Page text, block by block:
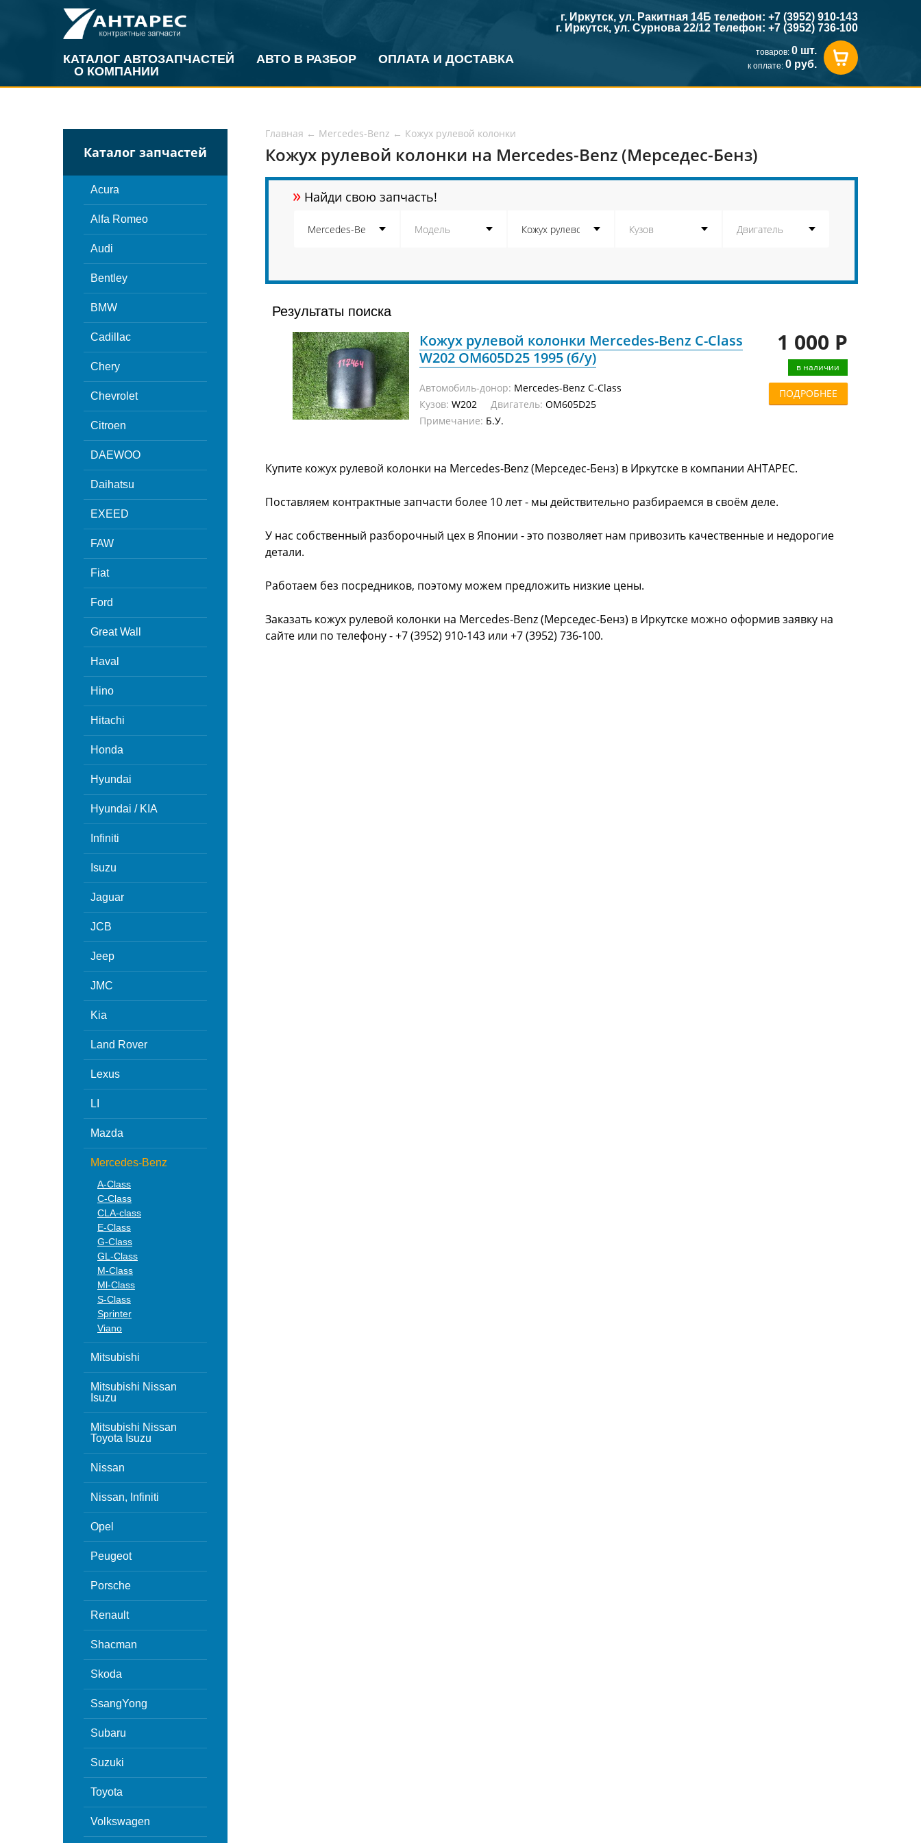
КАТАЛОГ АВТОЗАПЧАСТЕЙ АВТО В РАЗБОР
ОПЛАТА И ДОСТАВКА
О КОМПАНИИ
г. Иркутск, ул. Ракитная 14Б телефон: +7 (3952) 910-143
г. Иркутск, ул. Сурнова 22/12 Телефон: +7 (3952) 736-100
товаров: 0 шт.
к оплате: 0 руб.
Каталог запчастей
Acura
Alfa Romeo
Audi
Bentley
BMW
Cadillac
Chery
Chevrolet
Citroen
DAEWOO
Daihatsu
EXEED
FAW
Fiat
Ford
Great Wall
Haval
Hino
Hitachi
Honda
Hyundai
Hyundai / KIA
Infiniti
Isuzu
Jaguar
JCB
Jeep
JMC
Kia
Land Rover
Lexus
LI
Mazda
Mercedes-Benz
A-Class
C-Class
CLA-class
E-Class
G-Class
GL-Class
M-Class
Ml-Class
S-Class
Sprinter
Viano
Mitsubishi
Mitsubishi Nissan
Isuzu
Mitsubishi Nissan
Toyota Isuzu
Nissan
Nissan, Infiniti
Opel
Peugeot
Porsche
Renault
Shacman
Skoda
SsangYong
Subaru
Suzuki
Toyota
Volkswagen
Главная ← Mercedes-Benz ← Кожух рулевой колонки
Кожух рулевой колонки на Mercedes-Benz (Мерседес-Бенз)
» Найди свою запчасть!
Результаты поиска
Кожух рулевой колонки Mercedes-Benz C-Class
W202 OM605D25 1995 (б/у)
Автомобиль-донор: Mercedes-Benz C-Class
Кузов: W202 Двигатель: OM605D25
Примечание: Б.У.
1 000 Р
в наличии
ПОДРОБНЕЕ
Купите кожух рулевой колонки на Mercedes-Benz (Мерседес-Бенз) в Иркутске в компании АНТАРЕС.
Поставляем контрактные запчасти более 10 лет - мы действительно разбираемся в своём деле.
У нас собственный разборочный цех в Японии - это позволяет нам привозить качественные и недорогие
детали.
Работаем без посредников, поэтому можем предложить низкие цены.
Заказать кожух рулевой колонки на Mercedes-Benz (Мерседес-Бенз) в Иркутске можно оформив заявку на
сайте или по телефону - +7 (3952) 910-143 или +7 (3952) 736-100.